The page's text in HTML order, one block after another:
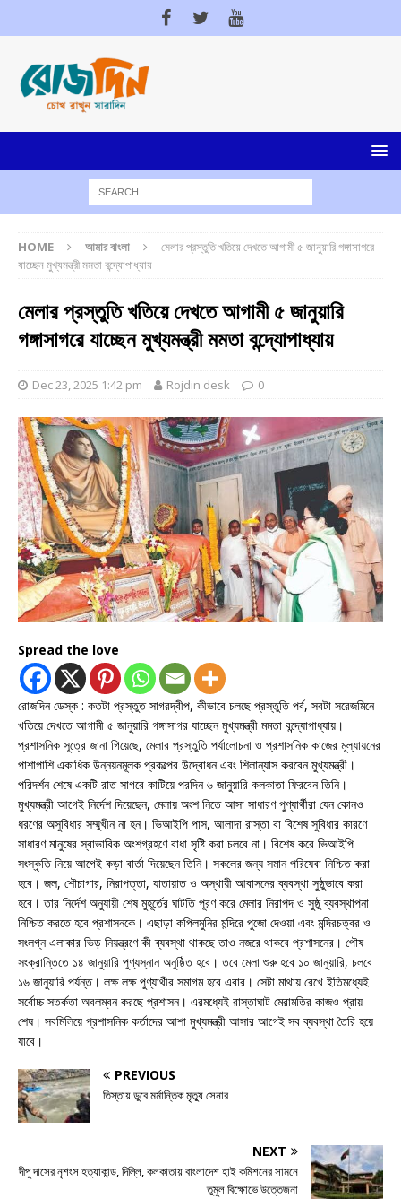
HOME আমার বাংলা
মেলার প্রস্তুতি খতিয়ে দেখতে আগামী ৫ জানুয়ারি গঙ্গাসাগরে
যাচ্ছেন মুখ্যমন্ত্রী মমতা বন্দ্যোপাধ্যায়
মেলার প্রস্তুতি খতিয়ে দেখতে আগামী ৫ জানুয়ারি
গঙ্গাসাগরে যাচ্ছেন মুখ্যমন্ত্রী মমতা বন্দ্যোপাধ্যায়
Dec 23, 2025 1:42 pm Rojdin desk 0
Spread the love
রোজদিন ডেস্ক : কতটা প্রস্তুত সাগরদ্বীপ, কীভাবে চলছে প্রস্তুতি পর্ব, সবটা সরেজমিনে
খতিয়ে দেখতে আগামী ৫ জানুয়ারি গঙ্গাসাগর যাচ্ছেন মুখ্যমন্ত্রী মমতা বন্দ্যোপাধ্যায়।
প্রশাসনিক সূত্রে জানা গিয়েছে, মেলার প্রস্তুতি পর্যালোচনা ও প্রশাসনিক কাজের মূল্যায়নের
পাশাপাশি একাধিক উন্নয়নমূলক প্রকল্পের উদ্বোধন এবং শিলান্যাস করবেন মুখ্যমন্ত্রী।
পরিদর্শন শেষে একটি রাত সাগরে কাটিয়ে পরদিন ৬ জানুয়ারি কলকাতা ফিরবেন তিনি।
মুখ্যমন্ত্রী আগেই নির্দেশ দিয়েছেন, মেলায় অংশ নিতে আসা সাধারণ পুণ্যার্থীরা যেন কোনও
ধরণের অসুবিধার সম্মুখীন না হন। ভিআইপি পাস, আলাদা রাস্তা বা বিশেষ সুবিধার কারণে
সাধারণ মানুষের স্বাভাবিক অংশগ্রহণে বাধা সৃষ্টি করা চলবে না। বিশেষ করে ভিআইপি
সংস্কৃতি নিয়ে আগেই কড়া বার্তা দিয়েছেন তিনি। সকলের জন্য সমান পরিষেবা নিশ্চিত করা
হবে। জল, শৌচাগার, নিরাপত্তা, যাতায়াত ও অস্থায়ী আবাসনের ব্যবস্থা সুষ্ঠুভাবে করা
হবে। তার নির্দেশ অনুযায়ী শেষ মুহূর্তের ঘাটতি পূরণ করে মেলার নিরাপদ ও সুষ্ঠু ব্যবস্থাপনা
নিশ্চিত করতে হবে প্রশাসনকে। এছাড়া কপিলমুনির মন্দিরে পুজো দেওয়া এবং মন্দিরচত্বর ও
সংলগ্ন এলাকার ভিড় নিয়ন্ত্রণে কী ব্যবস্থা থাকছে তাও নজরে থাকবে প্রশাসনের। পৌষ
সংক্রান্তিতে ১৪ জানুয়ারি পুণ্যস্নান অনুষ্ঠিত হবে। তবে মেলা শুরু হবে ১০ জানুয়ারি, চলবে
১৬ জানুয়ারি পর্যন্ত। লক্ষ লক্ষ পুণ্যার্থীর সমাগম হবে এবার। সেটা মাথায় রেখে ইতিমধ্যেই
সর্বোচ্চ সতর্কতা অবলম্বন করছে প্রশাসন। এরমধ্যেই রাস্তাঘাট মেরামতির কাজও প্রায়
শেষ। সবমিলিয়ে প্রশাসনিক কর্তাদের আশা মুখ্যমন্ত্রী আসার আগেই সব ব্যবস্থা তৈরি হয়ে
যাবে।
PREVIOUS
তিস্তায় ডুবে মর্মান্তিক মৃত্যু সেনার
NEXT
দীপু দাসের নৃশংস হত্যাকান্ড, দিল্লি, কলকাতায় বাংলাদেশ হাই কমিশনের সামনে
তুমুল বিক্ষোভে উত্তেজনা